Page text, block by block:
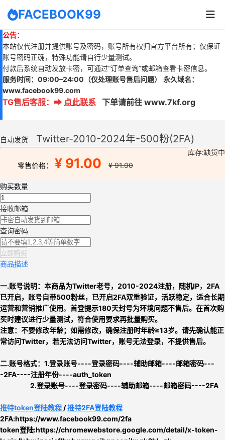
FACEBOOK99
公告：
本站仅代注册并提供账号及密码，账号所有权归官方平台所有；仅保证
账号密码正确，特殊功能请自行少量测试。
付款后系统自动发放卡密，可通过“订单查询”或邮箱查看卡密信息。
服务时间： 09:00–24:00 （仅处理账号售后问题）
永久域名：
www.facebook99.com
TG售后客服： ➡ 点此联系 下单请前往 www.7kf.org
自动发货 Twitter-2010-2024年-500粉(2FA)
库存:缺货中
零售价格：
¥ 91.00 ¥ 91.00
购买数量
接收邮箱
查询密码
立即购买
商品描述
一.账号说明： 本商品为Twitter老号， 2010-2024注册， 随机IP， 2FA
已开启， 账号自带500粉丝，已开启2FA双重验证，活跃稳定，适合长期
运营和营销推广使用。 首登提示180天封号为环境问题不售后。 在首次购
买时建议进行少量测试，符合使用要求再批量购买。
注意： 不要修改年龄；如需修改，确保注册时年龄≥13岁。 请先确认能正
常访问Twitter， 若无法访问Twitter，账号无法登录，不提供售后。
二.账号格式： 1.登录账号----登录密码----辅助邮箱----邮箱密码---
-2FA----注册年份----auth_token
2.登录账号----登录密码----辅助邮箱----邮箱密码----2FA
推特token登陆教程 /推特2FA登陆教程
2FA:https://www.facebook99.com/2fa
token登陆:https://chromewebstore.google.com/detail/x-token-